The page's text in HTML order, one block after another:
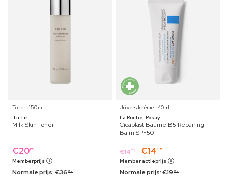
Toner ⋅ 150 ml
TirTir
Milk Skin Toner
€2069
Memberprijs
Normale prijs:€36 99
Universalcrème ⋅ 40 ml
La Roche-Posay
Cicaplast Baume B5 Repairing
Balm SPF50
€1479 €14 35
Member actieprijs
Normale prijs:€19 99